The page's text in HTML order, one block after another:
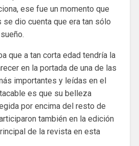
ese fue un momento que
se dio cuenta que era tan sólo
que a tan corta edad tendría la
en la portada de una de las
importantes y leídas en el
es que su belleza
por encima del resto de
también en la edición
de la revista en esta